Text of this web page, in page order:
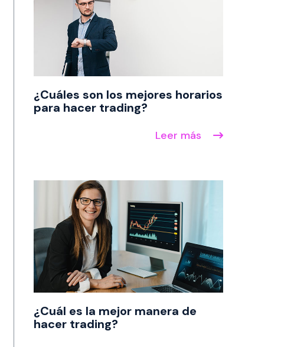
¿Cuáles son los mejores horarios
para hacer trading?
Leer más
¿Cuál es la mejor manera de
hacer trading?